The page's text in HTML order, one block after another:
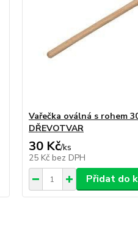
Vařečka oválná s rohem
DŘEVOTVAR
30 Kč/ks
25 Kč bez DPH
Přidat do